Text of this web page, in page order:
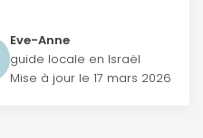
Eve-Anne
guide locale en Israël
Mise à jour le 17 mars 2026